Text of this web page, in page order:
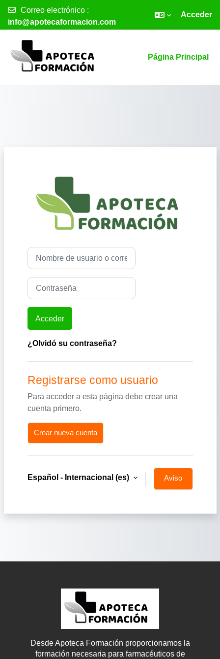
Correo electrónico :
info@apotecaformacion.com
Acceder
Página Principal
Saltar a creación de una nueva cuenta
Nombre de usuario o correo electrónico
Contraseña
Acceder
¿Olvidó su contraseña?
Registrarse como usuario
Para acceder a esta página debe crear una
cuenta primero.
Crear nueva cuenta
Español - Internacional ‎(es)‎
Aviso
Desde Apoteca Formación proporcionamos la
formación necesaria para farmacéuticos de